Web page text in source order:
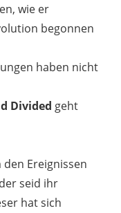
wie er
begonnen
haben nicht
Divided geht
den Ereignissen
seid ihr
hat sich